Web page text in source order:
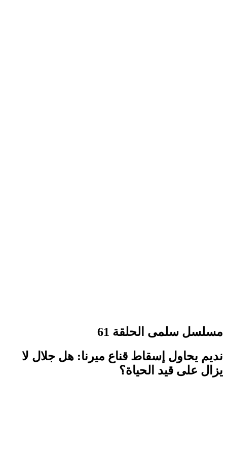
مسلسل سلمى الحلقة 61
نديم يحاول إسقاط قناع ميرنا: هل جلال لا
يزال على قيد الحياة؟